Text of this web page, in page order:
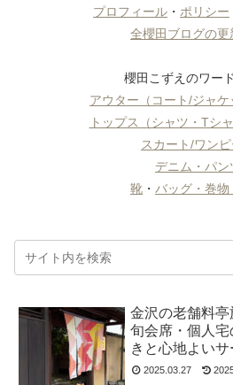
プロフィール ・ ポリシー
全櫻田ブログの更
櫻田こずえのワー
アウター（コート/ジャケ
トップス（シャツ・Tシ
スカート/ワンピ
デニム・パン
靴 ・ バッグ・巻物
金沢の老舗料
旬会席・個人
きと心地よいサ
2025.03.27